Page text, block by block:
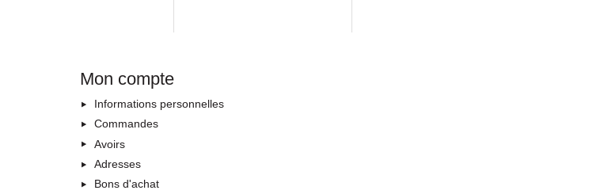
Mon compte
Informations personnelles
Commandes
Avoirs
Adresses
Bons d'achat